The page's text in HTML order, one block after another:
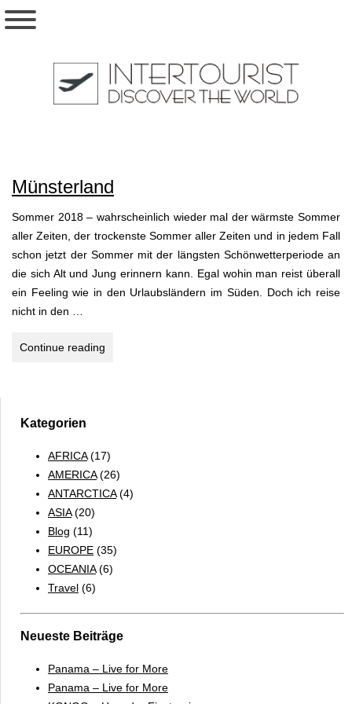
Münsterland
Sommer 2018 – wahrscheinlich wieder mal der wärmste Sommer
aller Zeiten, der trockenste Sommer aller Zeiten und in jedem Fall
schon jetzt der Sommer mit der längsten Schönwetterperiode an
die sich Alt und Jung erinnern kann. Egal wohin man reist überall
ein Feeling wie in den Urlaubsländern im Süden. Doch ich reise
nicht in den …
Continue reading
Kategorien
AFRICA(17)
AMERICA(26)
ANTARCTICA(4)
ASIA(20)
Blog (11)
EUROPE (35)
OCEANIA(6)
Travel (6)
Neueste Beiträge
Panama – Live for More
Panama – Live for More